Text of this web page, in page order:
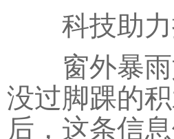
科技助力
窗外暴雨
没过脚踝的
后，这条信